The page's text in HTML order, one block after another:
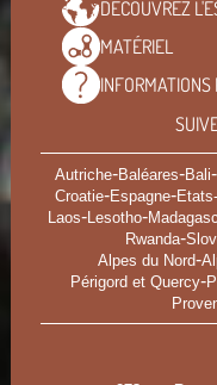
DÉCOUVREZ
MATÉRIEL
INFORMATIONS
Autriche-Baléares-Bali-
Croatie-Espagne-
Laos-Lesotho-
Rwanda-
Alpes du Nord-
Périgord et Quercy-